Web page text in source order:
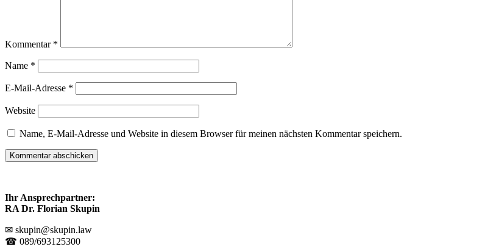
Kommentar *
Name *
E-Mail-Adresse *
Website
Name, E-Mail-Adresse und Website in diesem Browser für meinen nächsten Kommentar speichern.
Ihr Ansprechpartner:
RA Dr. Florian Skupin
✉ skupin@skupin.law
☎ 089/693125300